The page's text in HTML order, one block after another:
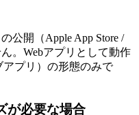
公開（Apple App Store /
。Webアプリとして動作
プリ）の形態のみで
が必要な場合